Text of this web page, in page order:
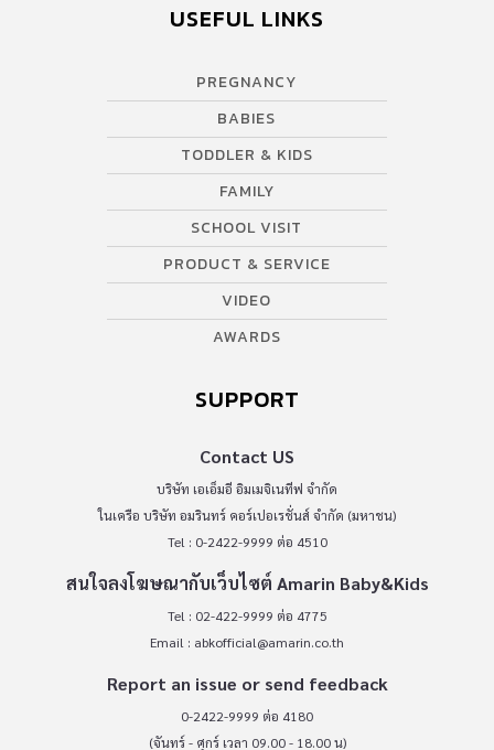
USEFUL LINKS
PREGNANCY
BABIES
TODDLER & KIDS
FAMILY
SCHOOL VISIT
PRODUCT & SERVICE
VIDEO
AWARDS
SUPPORT
Contact US
บริษัท เอเอ็มอี อิมเมจิเนทีฟ จำกัด
ในเครือ บริษัท อมรินทร์ คอร์เปอเรชั่นส์ จำกัด (มหาชน)
Tel : 0-2422-9999 ต่อ 4510
สนใจลงโฆษณากับเว็บไซต์ Amarin Baby&Kids
Tel : 02-422-9999 ต่อ 4775
Email : abkofficial@amarin.co.th
Report an issue or send feedback
0-2422-9999 ต่อ 4180
(จันทร์ - ศุกร์ เวลา 09.00 - 18.00 น)